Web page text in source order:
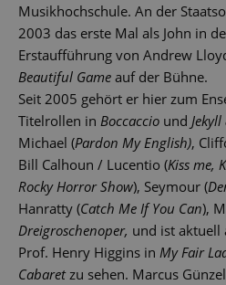
Musikhochschule. An der
2003 das erste Mal als John in
Erstaufführung von Andrew
Beautiful Game auf der Bühne.
Seit 2005 gehört er hier zum
Titelrollen in Boccaccio und
Michael (Pardon My English),
Bill Calhoun / Lucentio (Kiss me,
Rocky Horror Show), Seymour (
Hanratty (Catch Me If You Can),
Dreigroschenoper, und ist aktuell
Prof. Henry Higgins in My Fair
Cabaretzu sehen. Marcus